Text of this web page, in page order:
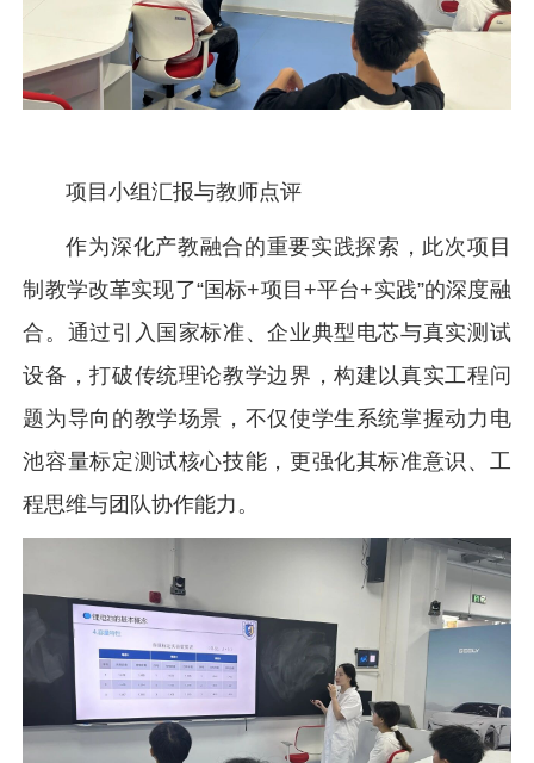
项目小组汇报与教师点评
作为深化产教融合的重要实践探索，此次项目
制教学改革实现了“国标+项目+平台+实践”的深度融
合。通过引入国家标准、企业典型电芯与真实测试
设备，打破传统理论教学边界，构建以真实工程问
题为导向的教学场景，不仅使学生系统掌握动力电
池容量标定测试核心技能，更强化其标准意识、工
程思维与团队协作能力。